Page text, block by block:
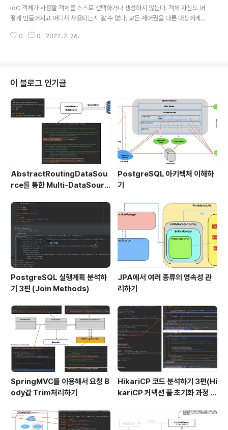
를 수행하는 데 필요한 정보나 오브젝트를 픽스쳐라고 한다. 픽스쳐를 아래와
같이 구현할 수 있다. @DisplayName("userDao test") public class ..
IoC 객체가 사용할 객체를 스스로 선택하거나 생성하지 않는다. 객체 자신도 어
떻게 만들어지고 어디서 사용되는지 알 수 없다. 모든 제어권을 다른 대상에게
하고 관계를 부여하는 대상이 되는 객체를 말한다. 빈 팩토리 Bean을 생성하고
만들어진 일종의 Bean Factory 이다. Bean Factory 가 빈을 제어하는 IoC
기본 기능에 초점을 맞춘것이라면, 애플리케이션 ..
0 0 2022. 2. 26.
이 블로그 인기글
AbstractRoutingDataSou
rce를 통한 Multi-DataSourc
PostgreSQL 아키텍처 이해하
기
PostgreSQL 실행계획 분석하
기 3편 (Join Methods)
JPA에서 여러 종류의 영속성 관
리하기
SpringMVC를 이용해서 요청 B
ody값 Trim처리하기
HikariCP 코드 분석하기 3편(Hi
kariCP 커넥션 풀 초기화 과정 디